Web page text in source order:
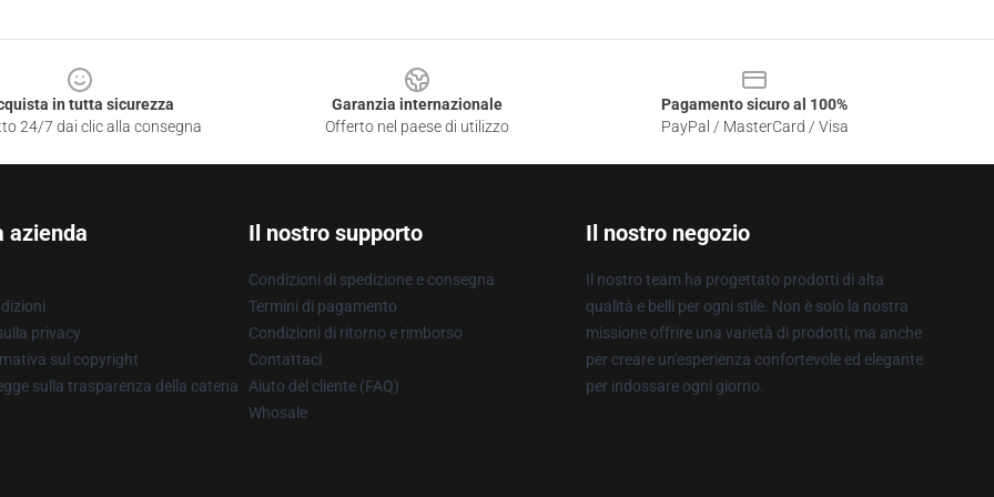
in tutta sicurezza
24/7 dai clic alla consegna
Garanzia internazionale
Offerto nel paese di utilizzo
Pagamento sicuro al 100%
PayPal / MasterCard / Visa
azienda
privacy
sul copyright
sulla trasparenza della catena
Il nostro supporto
Condizioni di spedizione e consegna
Termini di pagamento
Condizioni di ritorno e rimborso
Contattaci
Aiuto del cliente (FAQ)
Whosale
Il nostro negozio
Il nostro team ha progettato prodotti di alta
qualità e belli per ogni stile. Non è solo la nostra
missione offrire una varietà di prodotti, ma anche
per creare un'esperienza confortevole ed elegante
per indossare ogni giorno.